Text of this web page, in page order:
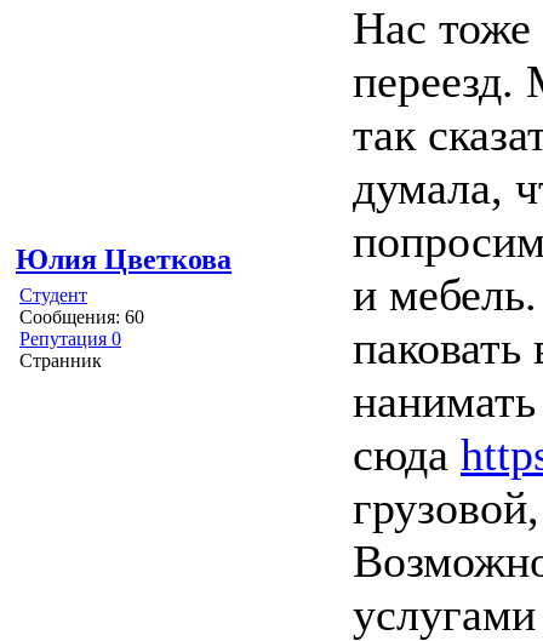
Юлия Цветкова
Студент
Сообщения: 60
Репутация 0
Странник
Нас тоже
переезд.
так
думала,
и
сюда